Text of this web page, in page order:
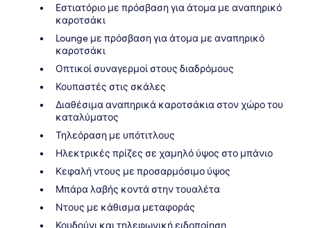
Εστιατόριο με πρόσβαση για άτομα με αναπηρικό
καροτσάκι
Lounge με πρόσβαση για άτομα με αναπηρικό
καροτσάκι
Οπτικοί συναγερμοί στους διαδρόμους
Κουπαστές στις σκάλες
Διαθέσιμα αναπηρικά καροτσάκια στον χώρο του
καταλύματος
Τηλεόραση με υπότιτλους
Ηλεκτρικές πρίζες σε χαμηλό ύψος στο μπάνιο
Κεφαλή ντους με προσαρμόσιμο ύψος
Μπάρα λαβής κοντά στην τουαλέτα
Ντους με κάθισμα μεταφοράς
Κουδούνι και τηλεφωνική ειδοποίηση